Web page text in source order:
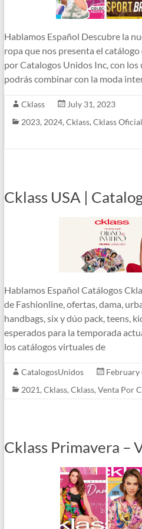
Hablamos Español Descubre la
ropa que nos presenta el
por Catalogos Unidos Inc, con
podrás combinar con la moda
Cklass
July 31, 2023
2023, 2024, Cklass, Cklass Oficial
Cklass USA |
Hablamos Español Catálogos
de Fashionline, ofertas, dama,
handbags, six y dúo pack, teens,
esperados para la temporada
los catálogos virtuales de
CatalogosUnidos
February
2021, Cklass, Cklass, Venta Por
Cklass Primavera –